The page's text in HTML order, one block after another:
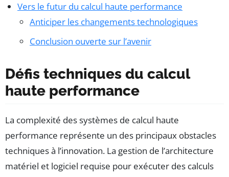
Vers le futur du calcul haute performance
Anticiper les changements technologiques
Conclusion ouverte sur l’avenir
Défis techniques du calcul
haute performance
La complexité des systèmes de calcul haute
performance représente un des principaux obstacles
techniques à l’innovation. La gestion de l’architecture
matériel et logiciel requise pour exécuter des calculs